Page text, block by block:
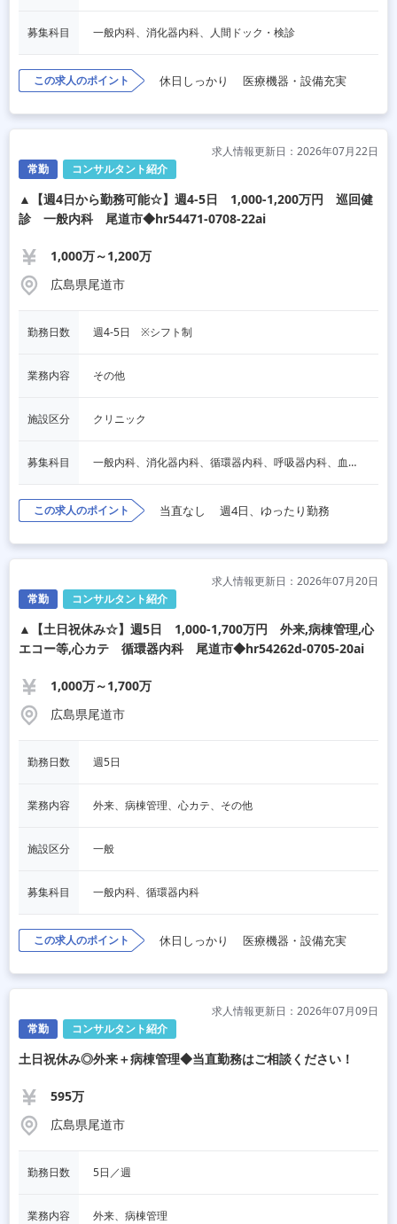
募集科目 一般内科、消化器内科、人間ドック・検診
この求人のポイント 休日しっかり 医療機器・設備充実
常勤 コンサルタント紹介
求人情報更新日：2026年07月22日
▲【週4日から勤務可能☆】週4-5日 1,000-1,200万円 巡回健
診 一般内科 尾道市◆hr54471-0708-22ai
1,000万～1,200万
広島県尾道市
勤務日数 週4-5日　※シフト制
業務内容 その他
施設区分 クリニック
募集科目 一般内科、消化器内科、循環器内科、呼吸器内科、血液内科、脳神経内科、内分泌内科、人間ドック・検診
この求人のポイント 当直なし 週4日、ゆったり勤務
常勤 コンサルタント紹介
求人情報更新日：2026年07月20日
▲【土日祝休み☆】週5日 1,000-1,700万円 外来,病棟管理,心
エコー等,心カテ 循環器内科 尾道市◆hr54262d-0705-20ai
1,000万～1,700万
広島県尾道市
勤務日数 週5日
業務内容 外来、病棟管理、心カテ、その他
施設区分 一般
募集科目 一般内科、循環器内科
この求人のポイント 休日しっかり 医療機器・設備充実
常勤 コンサルタント紹介
求人情報更新日：2026年07月09日
土日祝休み◎外来＋病棟管理◆当直勤務はご相談ください！
595万
広島県尾道市
勤務日数 5日／週
業務内容 外来、病棟管理